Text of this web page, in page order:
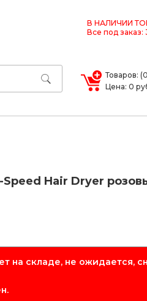
В НАЛИЧИИ
Все под заказ:
Товаров:
Цена: 0
Hair Dryer
на складе, не ожидается,